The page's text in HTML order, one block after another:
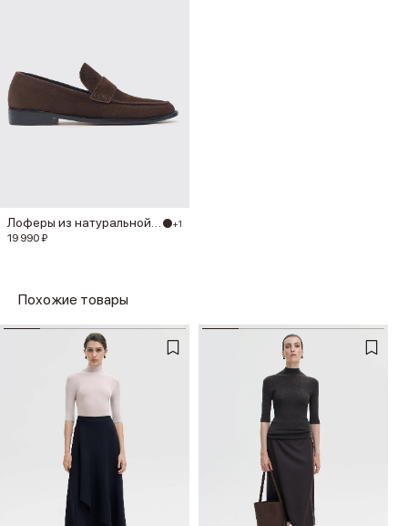
Лоферы из натуральной замши +1
19 990 ₽
Похожие товары